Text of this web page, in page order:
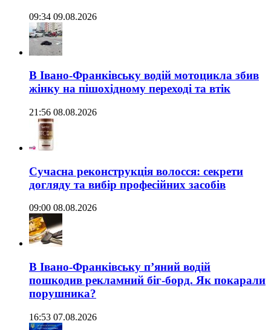
09:34 09.08.2026
В Івано-Франківську водій мотоцикла збив
жінку на пішохідному переході та втік
21:56 08.08.2026
Сучасна реконструкція волосся: секрети
догляду та вибір професійних засобів
09:00 08.08.2026
В Івано-Франківську п’яний водій
пошкодив рекламний біг-борд. Як покарали
порушника?
16:53 07.08.2026